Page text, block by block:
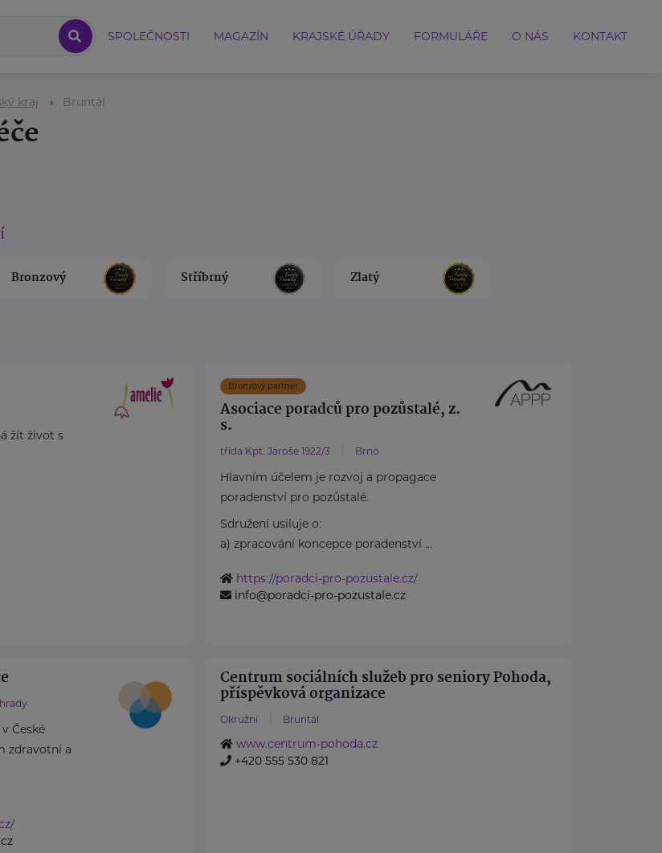
SPOLEČNOSTI MAGAZÍN KRAJSKÉ ÚŘADY FORMULÁŘE O NÁS KONTAKT
kraj Bruntál
Bronzový Stříbrný Zlatý
žít život s
Bronzový partner
Asociace poradců pro pozůstalé, z.
s.
třída Kpt. Jaroše 1922/3 Brno
Hlavním účelem je rozvoj a propagace
poradenství pro pozůstalé.
Sdružení usiluje o:
a) zpracování koncepce poradenství ...
https://poradci-pro-pozustale.cz/
info@poradci-pro-pozustale.cz
České
zdravotní a
Centrum sociálních služeb pro seniory Pohoda,
příspěvková organizace
Okružní Bruntál
www.centrum-pohoda.cz
+420 555 530 821